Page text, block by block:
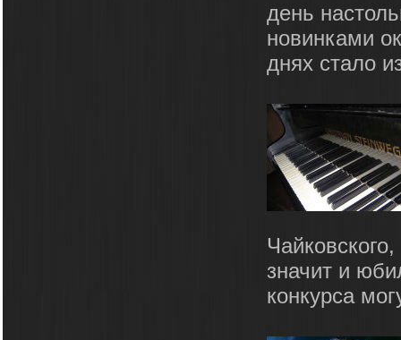
день
новинками
днях стало
значит и
конкурса